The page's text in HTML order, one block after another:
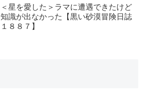
＜星を愛した＞ラマに遭遇できたけど
知識が出なかった【黒い砂漠冒険日誌
１８８７】